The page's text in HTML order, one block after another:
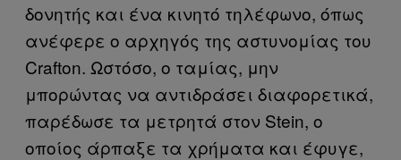
δονητής και ένα κινητό τηλέφωνο, όπως
ανέφερε ο αρχηγός της αστυνομίας του
Crafton. Ωστόσο, ο ταμίας, μην
μπορώντας να αντιδράσει διαφορετικά,
παρέδωσε τα μετρητά στον Stein, ο
οποίος άρπαξε τα χρήματα και έφυγε,